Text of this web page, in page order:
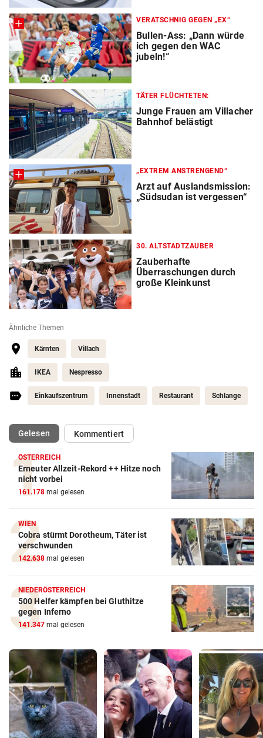
VERATSCHNIG GEGEN „EX“
Bullen-Ass: „Dann würde
ich gegen den WAC
jubeln!“
TÄTER FLÜCHTETEN:
Junge Frauen am Villacher
Bahnhof belästigt
„EXTREM ANSTRENGEND“
Arzt auf Auslandsmission:
„Südsudan ist vergessen“
30. ALTSTADTZAUBER
Zauberhafte
Überraschungen durch
große Kleinkunst
Ähnliche Themen
Kärnten Villach
IKEA Nespresso
Einkaufszentrum Innenstadt Restaurant Schlange
Gelesen(ausgewählt)Kommentiert
ÖSTERREICH
Erneuter Allzeit-Rekord ++ Hitze noch
nicht vorbei
161.178 mal gelesen
WIEN
Cobra stürmt Dorotheum, Täter ist
verschwunden
142.638 mal gelesen
NIEDERÖSTERREICH
500 Helfer kämpfen bei Gluthitze
gegen Inferno
141.347 mal gelesen